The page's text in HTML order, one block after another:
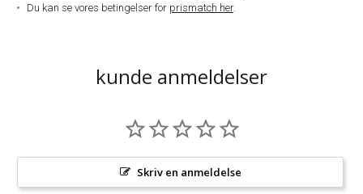
Du kan se vores betingelser for prismatch her.
kunde anmeldelser
Skriv en anmeldelse